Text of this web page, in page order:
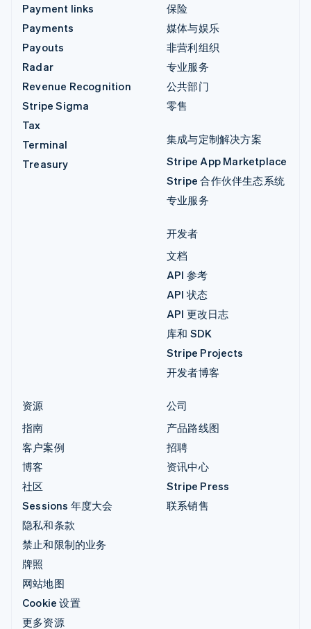
Payment links
Payments
Payouts
Radar
Revenue Recognition
Stripe Sigma
Tax
Terminal
Treasury
保险
媒体与娱乐
非营利组织
专业服务
公共部门
零售
集成与定制解决方案
Stripe App Marketplace
Stripe 合作伙伴生态系统
专业服务
开发者
文档
API 参考
API 状态
API 更改日志
库和 SDK
Stripe Projects
开发者博客
资源
指南
客户案例
博客
社区
Sessions 年度大会
隐私和条款
禁止和限制的业务
牌照
网站地图
Cookie 设置
更多资源
公司
产品路线图
招聘
资讯中心
Stripe Press
联系销售